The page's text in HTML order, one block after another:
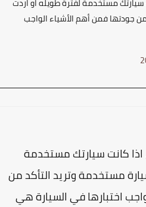
فمن أهم الأشياء الواجب
كانت سيارتك مستخدمة
مستخدمة وتريد التأكد من
اختبارها في السيارة هي